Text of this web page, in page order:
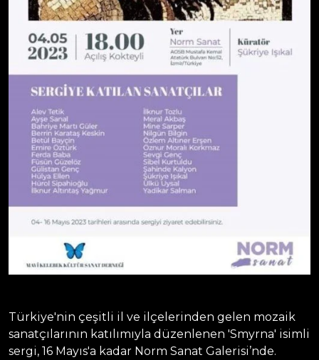
Türkiye'nin çeşitli il ve ilçelerinden gelen mozaik
sanatçılarının katılımıyla düzenlenen 'Smyrna' isimli
sergi, 16 Mayıs'a kadar Norm Sanat Galerisi’nde.